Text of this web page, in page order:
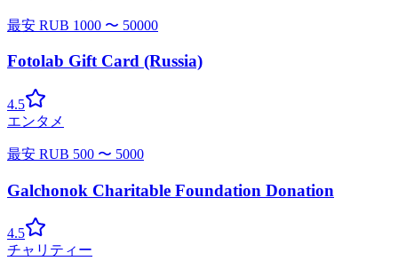
最安 RUB 1000 〜 50000
Fotolab Gift Card (Russia)
4.5
エンタメ
最安 RUB 500 〜 5000
Galchonok Charitable Foundation Donation
4.5
チャリティー